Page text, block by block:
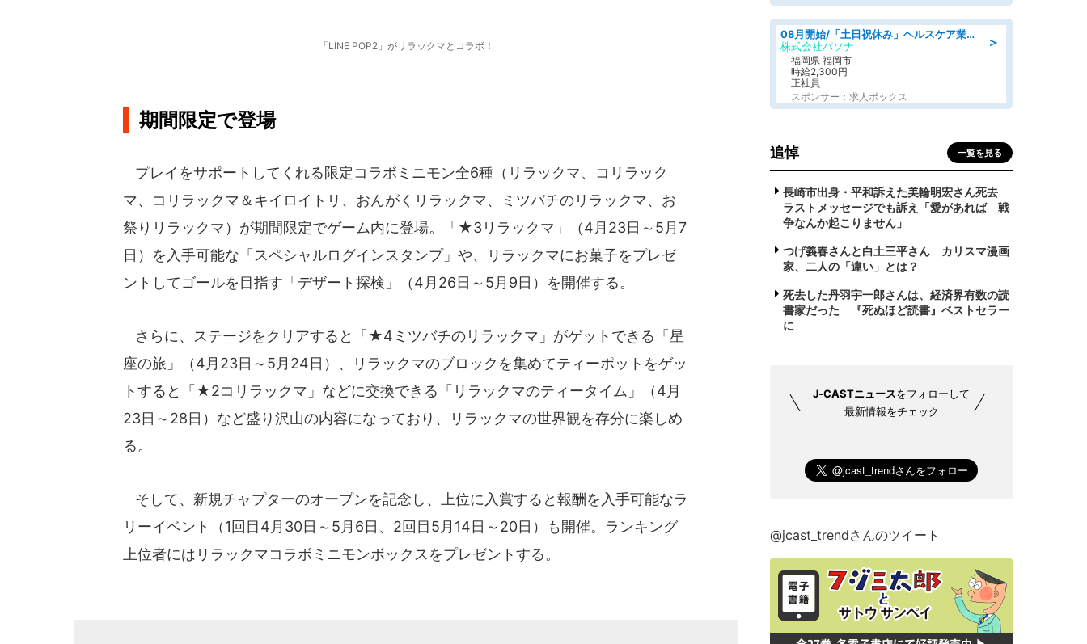
「LINE POP2」がリラックマとコラボ！
期間限定で登場
プレイをサポートしてくれる限定コラボミニモン全6種（リラックマ、コリラック
マ、コリラックマ＆キイロイトリ、おんがくリラックマ、ミツバチのリラックマ、お
祭りリラックマ）が期間限定でゲーム内に登場。「★3リラックマ」（4月23日～5月7
日）を入手可能な「スペシャルログインスタンプ」や、リラックマにお菓子をプレゼ
ントしてゴールを目指す「デザート探検」（4月26日～5月9日）を開催する。
さらに、ステージをクリアすると「★4ミツバチのリラックマ」がゲットできる「星
座の旅」（4月23日～5月24日）、リラックマのブロックを集めてティーポットをゲッ
トすると「★2コリラックマ」などに交換できる「リラックマのティータイム」（4月
23日～28日）など盛り沢山の内容になっており、リラックマの世界観を存分に楽しめ
る。
そして、新規チャプターのオープンを記念し、上位に入賞すると報酬を入手可能なラ
リーイベント（1回目4月30日～5月6日、2回目5月14日～20日）も開催。ランキング
上位者にはリラックマコラボミニモンボックスをプレゼントする。
＞
08月開始/「土日祝休み」ヘルスケア業界の産業保健師/高時給/未経験OK/要資格:保健師、正看護師
株式会社パソナ
福岡県 福岡市
時給2,300円
正社員
スポンサー：求人ボックス
追悼 一覧を見る
長崎市出身・平和訴えた美輪明宏さん死去
ラストメッセージでも訴え「愛があれば 戦
争なんか起こりません」
つげ義春さんと白土三平さん カリスマ漫画
家、二人の「違い」とは？
死去した丹羽宇一郎さんは、経済界有数の読
書家だった 『死ぬほど読書』ベストセラー
に
J-CASTニュースをフォローして
最新情報をチェック
@jcast_trendさんのツイート